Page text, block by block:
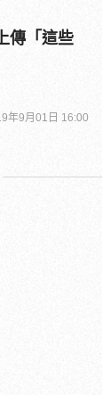
傳「這些
年9月01日 16:00